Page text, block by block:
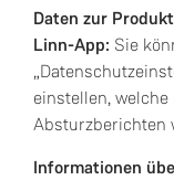
Daten zur
Linn-App: Sie
einstellen,
Absturzberichten
Informationen